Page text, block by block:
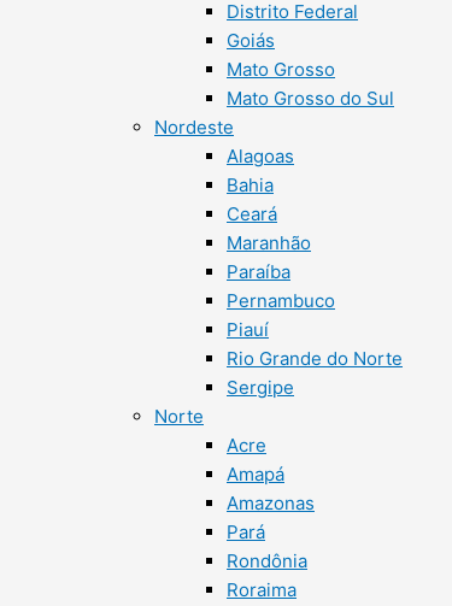
Distrito Federal
Goiás
Mato Grosso
Mato Grosso do Sul
Nordeste
Alagoas
Bahia
Ceará
Maranhão
Paraíba
Pernambuco
Piauí
Rio Grande do Norte
Sergipe
Norte
Acre
Amapá
Amazonas
Pará
Rondônia
Roraima